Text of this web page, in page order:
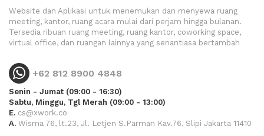
Website dan Aplikasi untuk menemukan dan menyewa ruang
meeting, kantor, ruang acara mulai dari perjam hingga bulanan.
Tersedia ribuan ruang meeting, ruang kantor, coworking space,
virtual office, dan ruangan lainnya yang senantiasa bertambah
+62 812 8900 4848
Senin - Jumat (09:00 - 16:30)
Sabtu, Minggu, Tgl Merah (09:00 - 13:00)
E. cs@xwork.co
A. Wisma 76, lt.23, Jl. Letjen S.Parman Kav.76, Slipi Jakarta 11410